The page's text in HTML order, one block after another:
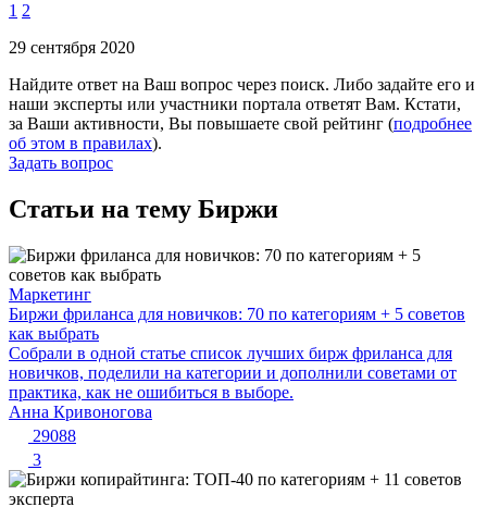
1 2
29 сентября 2020
Найдите ответ на Ваш вопрос через поиск. Либо задайте его и
наши эксперты или участники портала ответят Вам. Кстати,
за Ваши активности, Вы повышаете свой рейтинг (подробнее
об этом в правилах).
Задать вопрос
Статьи на тему Биржи
Маркетинг
Биржи фриланса для новичков: 70 по категориям + 5 советов
как выбрать
Собрали в одной статье список лучших бирж фриланса для
новичков, поделили на категории и дополнили советами от
практика, как не ошибиться в выборе.
Анна Кривоногова
29088
3